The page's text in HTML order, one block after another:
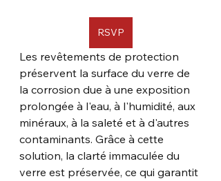
RSVP
Les revêtements de protection
préservent la surface du verre de
la corrosion due à une exposition
prolongée à l'eau, à l'humidité, aux
minéraux, à la saleté et à d'autres
contaminants. Grâce à cette
solution, la clarté immaculée du
verre est préservée, ce qui garantit